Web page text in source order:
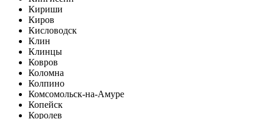
Кириши
Киров
Кисловодск
Клин
Клинцы
Ковров
Коломна
Колпино
Комсомольск-на-Амуре
Копейск
Королев